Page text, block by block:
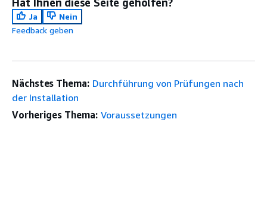
Ja
Nein
Feedback geben
Nächstes Thema: Durchführung von Prüfungen nach
der Installation
Vorheriges Thema: Voraussetzungen